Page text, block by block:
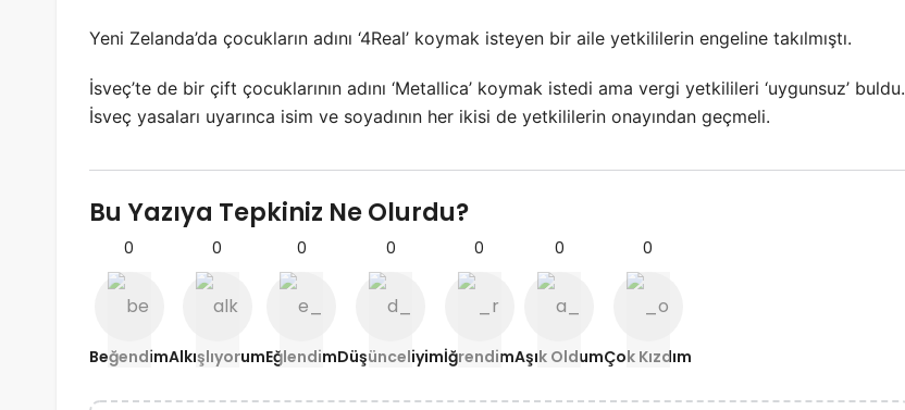
Yeni Zelanda’da çocukların adını ‘4Real’ koymak isteyen bir aile yetkililerin engeline takılmıştı.
İsveç’te de bir çift çocuklarının adını ‘Metallica’ koymak istedi ama vergi yetkilileri ‘uygunsuz’ buldu.
İsveç yasaları uyarınca isim ve soyadının her ikisi de yetkililerin onayından geçmeli.
Bu Yazıya Tepkiniz Ne Olurdu?
0
Beğendim
0
Alkışlıyorum
0
Eğlendim
0
Düşünceliyim
0
İğrendim
0
Aşık Oldum
0
Çok Kızdım